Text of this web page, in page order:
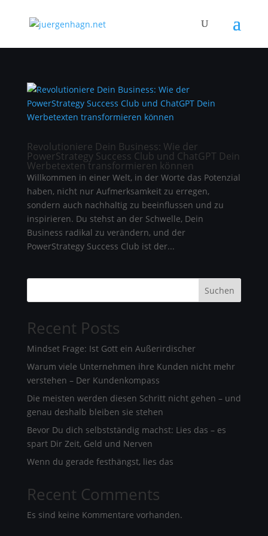
Revolutioniere Dein Business: Wie der
PowerStrategy Success Club und ChatGPT Dein
Werbetexten transformieren können
Willkommen in einer Welt, in der Worte das Potenzial
haben, nicht nur Aufmerksamkeit zu erregen,
sondern auch nachhaltig zu beeinflussen und zu
inspirieren. Du stehst an der Schwelle, Dein
Business radikal zu verändern, und der
PowerStrategy Success Club ist der...
Suchen
Recent Posts
Mindset Frage: Ist Gott ein Außerirdischer
Warum viele Unternehmen ihre Kunden nicht mehr
verstehen – Der Kundenkompass
Die meisten werden diesen Schritt nicht gehen – und
genau deshalb bleiben sie stehen
Bevor Du dich selbstständig machst: Lies das – es
spart Dir Zeit, Geld und Nerven
Wenn du gerade festhängst, lies das
Recent Comments
Es sind keine Kommentare vorhanden.